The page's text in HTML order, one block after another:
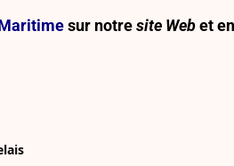
sur notresite Webet en